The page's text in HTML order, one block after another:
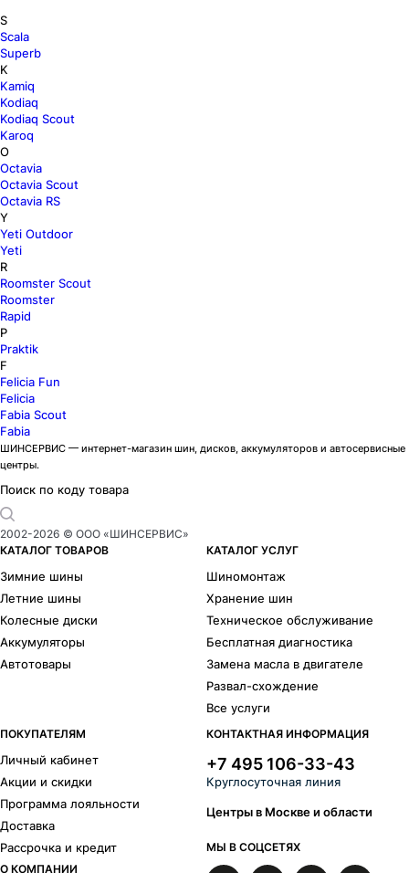
S
Scala
Superb
K
Kamiq
Kodiaq
Kodiaq Scout
Karoq
O
Octavia
Octavia Scout
Octavia RS
Y
Yeti Outdoor
Yeti
R
Roomster Scout
Roomster
Rapid
P
Praktik
F
Felicia Fun
Felicia
Fabia Scout
Fabia
ШИНСЕРВИС — интернет-магазин шин, дисков, аккумуляторов и автосервисные
центры.
Поиск по коду товара
2002-2026 © ООО «ШИНСЕРВИС»
КАТАЛОГ ТОВАРОВ
Зимние шины
Летние шины
Колесные диски
Аккумуляторы
Автотовары
КАТАЛОГ УСЛУГ
Шиномонтаж
Хранение шин
Техническое обслуживание
Бесплатная диагностика
Замена масла в двигателе
Развал-схождение
Все услуги
ПОКУПАТЕЛЯМ
Личный кабинет
Акции и скидки
Программа лояльности
Доставка
Рассрочка и кредит
О КОМПАНИИ
КОНТАКТНАЯ ИНФОРМАЦИЯ
+7 495 106-33-43
Круглосуточная линия
Центры в Москве и области
МЫ В СОЦСЕТЯХ